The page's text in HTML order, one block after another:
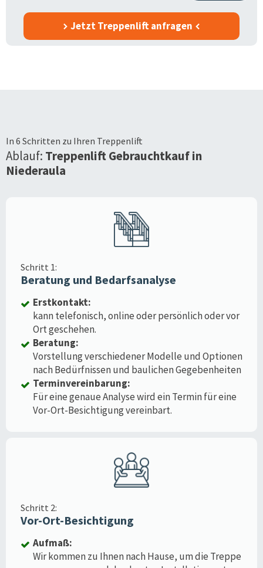
Jetzt Treppenlift anfragen
In 6 Schritten zu Ihren Treppenlift
Ablauf: Treppenlift Gebrauchtkauf in
Niederaula
Schritt 1:
Beratung und Bedarfsanalyse
Erstkontakt:
kann telefonisch, online oder persönlich oder vor
Ort geschehen.
Beratung:
Vorstellung verschiedener Modelle und Optionen
nach Bedürfnissen und baulichen Gegebenheiten
Terminvereinbarung:
Für eine genaue Analyse wird ein Termin für eine
Vor-Ort-Besichtigung vereinbart.
Schritt 2:
Vor-Ort-Besichtigung
Aufmaß:
Wir kommen zu Ihnen nach Hause, um die Treppe